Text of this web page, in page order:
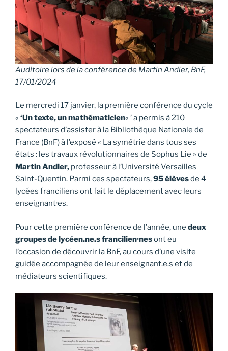
Auditoire lors de la conférence de Martin Andler, BnF,
17/01/2024
Le mercredi 17 janvier, la première conférence du cycle
« ‘Un texte, un mathématicien« ’ a permis à 210
spectateurs d’assister à la Bibliothèque Nationale de
France (BnF) à l’exposé « La symétrie dans tous ses
états : les travaux révolutionnaires de Sophus Lie » de
Martin Andler, professeur à l’Université Versailles
Saint-Quentin. Parmi ces spectateurs,95 élèvesde 4
lycées franciliens ont fait le déplacement avec leurs
enseignant·es.
Pour cette première conférence de l’année, une deux
groupes de lycéen.ne.s francilien·nesont eu
l’occasion de découvrir la BnF, au cours d’une visite
guidée accompagnée de leur enseignant.e.s et de
médiateurs scientifiques.